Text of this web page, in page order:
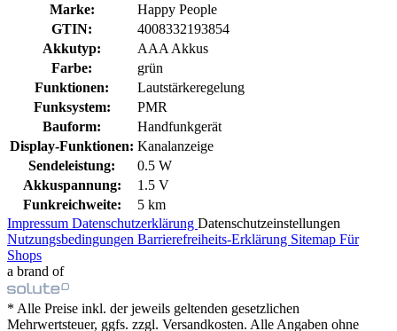
Marke:
Happy People
GTIN:
4008332193854
Akkutyp:
AAA Akkus
Farbe:
grün
Funktionen:
Lautstärkeregelung
Funksystem:
PMR
Bauform:
Handfunkgerät
Display-Funktionen: Kanalanzeige
Sendeleistung:
0.5 W
Akkuspannung:
1.5 V
Funkreichweite:
5 km
Impressum Datenschutzerklärung Datenschutzeinstellungen
Nutzungsbedingungen Barrierefreiheits-Erklärung Sitemap Für
Shops
a brand of
* Alle Preise inkl. der jeweils geltenden gesetzlichen
Mehrwertsteuer, ggfs. zzgl. Versandkosten. Alle Angaben ohne